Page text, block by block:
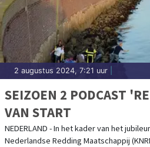
2 augustus 2024, 7:21 uur
SEIZOEN 2 PODCAST
VAN START
NEDERLAND - In het kader van het
Nederlandse Redding Maatschappij